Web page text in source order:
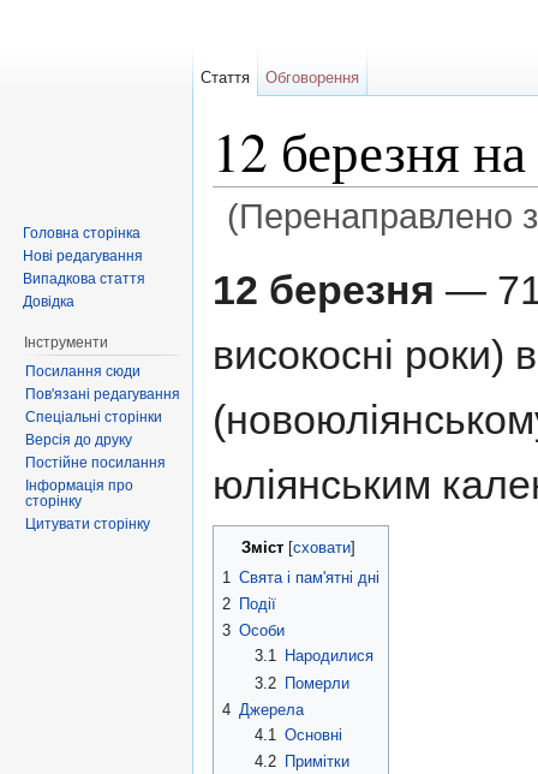
12 березня
(Перенаправлено
12 березня —
високосні роки)
юліянським
Зміст [сховати]
1 Свята і пам'ятні дні
2 Події
3 Особи
3.1
Народилися
3.2 Померли
4 Джерела
4.1
Основні
4.2
Примітки
Стаття Обговорення
Головна сторінка
Нові редагування
Випадкова стаття
Довідка
Інструменти
Посилання сюди
Пов'язані редагування
Спеціальні сторінки
Версія до друку
Постійне посилання
Інформація про
сторінку
Цитувати сторінку